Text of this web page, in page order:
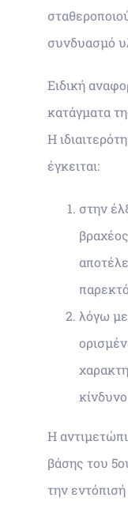
συνδυασμό
Ειδική
κατάγματα
Η
έγκειται:
στην
λόγω
Η
βάσης του
την